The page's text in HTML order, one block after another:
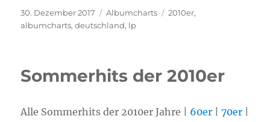
Veröffentlicht
am
30. Dezember 2017 Kategorien
Albumcharts Schlagwörter
2010er,
albumcharts,deutschland, lp
Sommerhits der 2010er
Alle Sommerhits der 2010er Jahre | 60er |70er